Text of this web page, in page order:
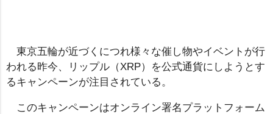
東京五輪が近づくにつれ様々な催し物やイベントが行
われる昨今、リップル（XRP）を公式通貨にしようとす
るキャンペーンが注目されている。
このキャンペーンはオンライン署名プラットフォーム